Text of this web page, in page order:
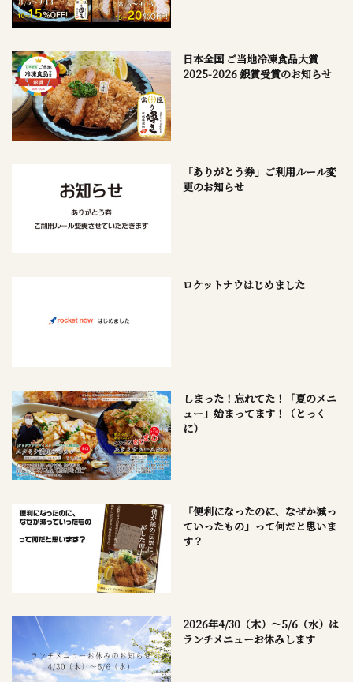
日本全国 ご当地冷凍食品大賞
2025-2026 銀賞受賞のお知らせ
「ありがとう券」ご利用ルール変
更のお知らせ
ロケットナウはじめました
しまった！忘れてた！「夏のメニ
ュー」始まってます！（とっく
に）
「便利になったのに、なぜか減っ
ていったもの」って何だと思いま
す？
2026年4/30（木）～5/6（水）は
ランチメニューお休みします